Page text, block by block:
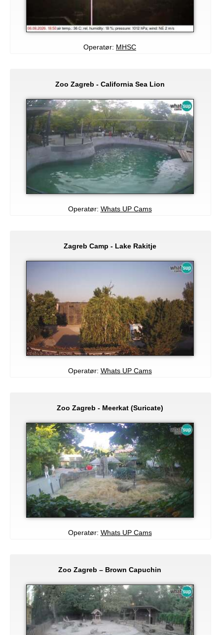
Operatør: MHSC
Zoo Zagreb - California Sea Lion
Operatør: Whats UP Cams
Zagreb Camp - Lake Rakitje
Operatør: Whats UP Cams
Zoo Zagreb - Meerkat (Suricate)
Operatør: Whats UP Cams
Zoo Zagreb – Brown Capuchin